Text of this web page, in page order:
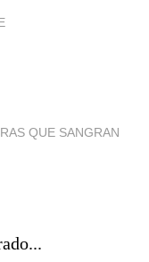
QUE SANGRAN